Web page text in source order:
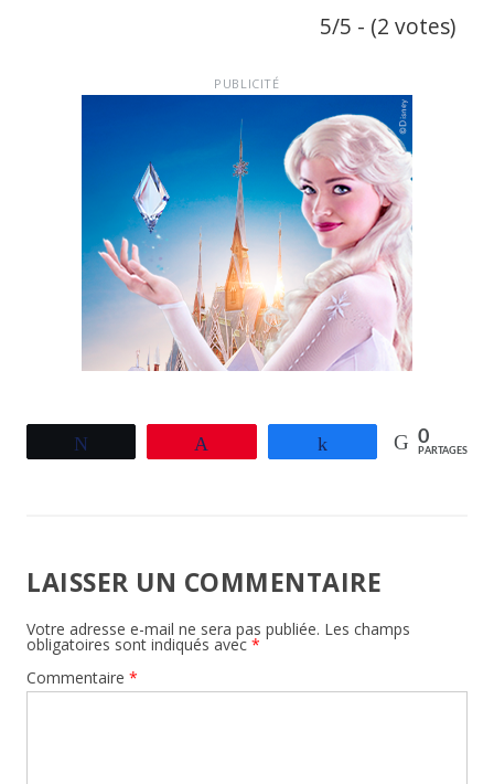
5/5 - (2 votes)
PUBLICITÉ
Partagez 0
PARTAGES
LAISSER UN COMMENTAIRE
Votre adresse e-mail ne sera pas publiée. Les champs
obligatoires sont indiqués avec *
Commentaire *